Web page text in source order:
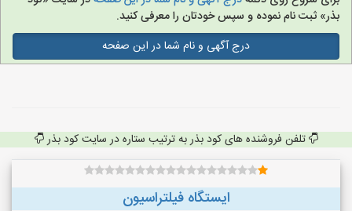
بذر» ثبت نام نموده و سپس خودتان را معرفی کنید.
درج آگهی و نام شما در این صفحه
تلفن فروشنده های کود بذر به ترتیب ستاره در سایت کود بذر
ایستگاه فیلتراسیون